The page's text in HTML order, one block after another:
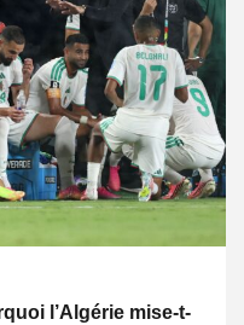
l’Algérie mise-t-